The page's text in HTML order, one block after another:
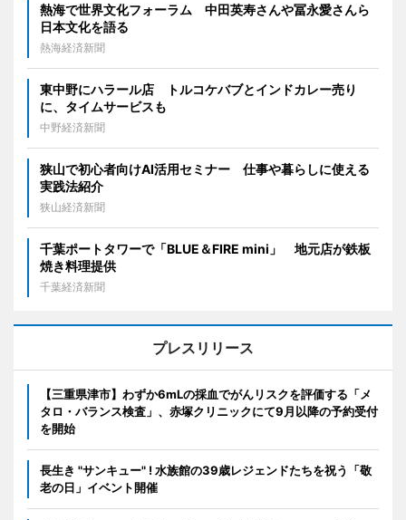
熱海で世界文化フォーラム 中田英寿さんや冨永愛さんら
日本文化を語る
熱海経済新聞
東中野にハラール店 トルコケバブとインドカレー売り
に、タイムサービスも
中野経済新聞
狭山で初心者向けAI活用セミナー 仕事や暮らしに使える
実践法紹介
狭山経済新聞
千葉ポートタワーで「BLUE＆FIRE mini」 地元店が鉄板
焼き料理提供
千葉経済新聞
プレスリリース
【三重県津市】わずか6mLの採血でがんリスクを評価する「メ
タロ・バランス検査」、赤塚クリニックにて9月以降の予約受付
を開始
長生き "サンキュー" ! 水族館の39歳レジェンドたちを祝う「敬
老の日」イベント開催